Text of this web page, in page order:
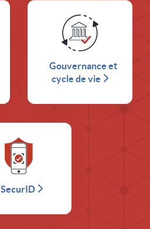
Gouvernance et
cycle de vie
SecurID